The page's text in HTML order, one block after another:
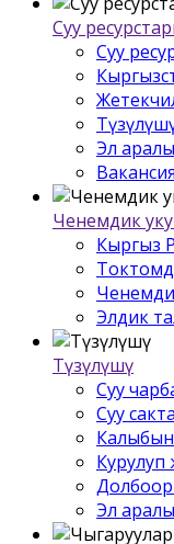
Суу
Суу
Эл
Ченемдик
Кыргыз
Элдик
Түзүлүшү
Суу
Суу
Курулуп
Эл